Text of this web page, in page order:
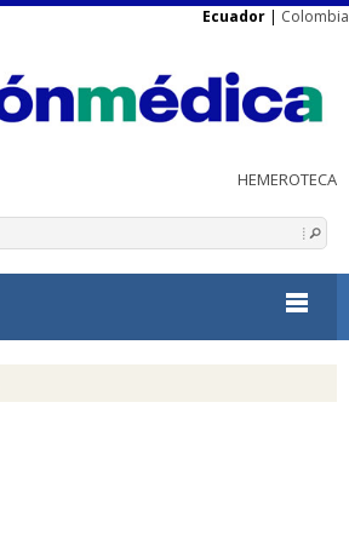
Ecuador | Colombia